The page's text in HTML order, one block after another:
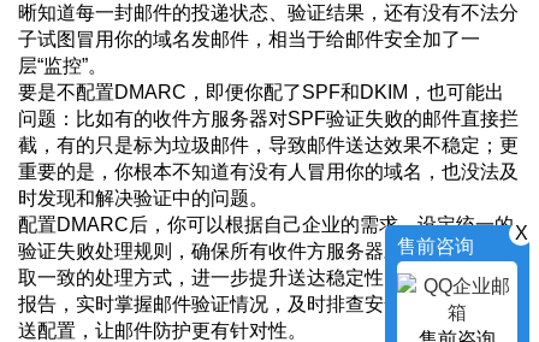
晰知道每一封邮件的投递状态、验证结果，还有没有不法分
子试图冒用你的域名发邮件，相当于给邮件安全加了一
层“监控”。
要是不配置DMARC，即便你配了SPF和DKIM，也可能出
问题：比如有的收件方服务器对SPF验证失败的邮件直接拦
截，有的只是标为垃圾邮件，导致邮件送达效果不稳定；更
重要的是，你根本不知道有没有人冒用你的域名，也没法及
时发现和解决验证中的问题。
配置DMARC后，你可以根据自己企业的需求，设定统一的
验证失败处理规则，确保所有收件方服务器对咱们的邮件采
取一致的处理方式，进一步提升送达稳定性；同时通过反馈
报告，实时掌握邮件验证情况，及时排查安全风险，优化发
送配置，让邮件防护更有针对性。
X
售前咨询